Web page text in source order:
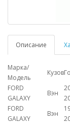
Описание
Марка/
Модель
Кузов
FORD
GALAXY
Вэн
FORD
GALAXY
Вэн